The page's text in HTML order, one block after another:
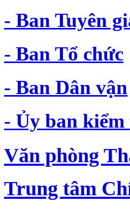
- Ban Tuyên
- Ban Tổ chức
- Ban Dân vận
- Ủy ban
Văn phòng
Trung tâm